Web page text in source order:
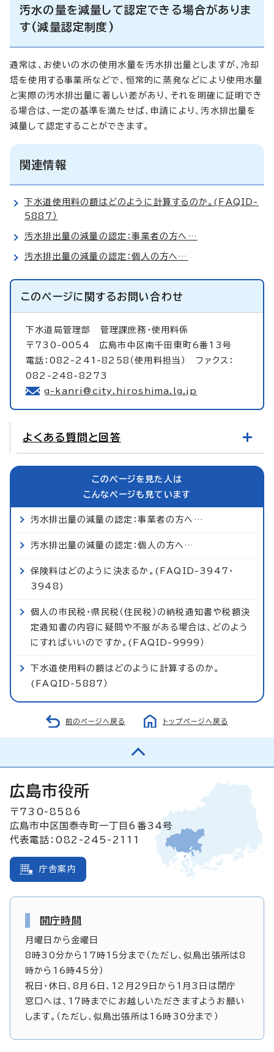
汚水の量を減量して認定できる場合がありま
す(減量認定制度)
通常は、お使いの水の使用水量を汚水排出量としますが、冷却
塔を使用する事業所などで、恒常的に蒸発などにより使用水量
と実際の汚水排出量に著しい差があり、それを明確に証明でき
る場合は、一定の基準を満たせば、申請により、汚水排出量を
減量して認定することができます。
関連情報
下水道使用料の額はどのように計算するのか。(FAQID-
5887）
汚水排出量の減量の認定：事業者の方へ…
汚水排出量の減量の認定：個人の方へ…
このページに関するお問い合わせ
下水道局管理部 管理課庶務・使用料係
〒730-0054 広島市中区南千田東町6番13号
電話：082-241-8258（使用料担当） ファクス：
082-248-8273
g-kanri@city.hiroshima.lg.jp
よくある質問と回答
このページを見た人は
こんなページも見ています
汚水排出量の減量の認定：事業者の方へ…
汚水排出量の減量の認定：個人の方へ…
保険料はどのように決まるか。(FAQID-3947・
3948)
個人の市民税・県民税（住民税）の納税通知書や税額決
定通知書の内容に疑問や不服がある場合は、どのよう
にすればいいのですか。(FAQID-9999）
下水道使用料の額はどのように計算するのか。
(FAQID-5887）
前のページへ戻る トップページへ戻る
広島市役所
〒730-8586
広島市中区国泰寺町一丁目6番34号
代表電話：082-245-2111
庁舎案内
開庁時間
月曜日から金曜日
8時30分から17時15分まで（ただし、似島出張所は8
時から16時45分）
祝日・休日、8月6日、12月29日から1月3日は閉庁
窓口へは、17時までにお越しいただきますようお願い
します。（ただし、似島出張所は16時30分まで）